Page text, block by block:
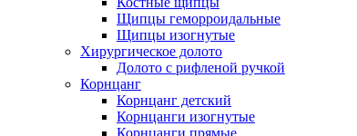
Щипцы геморроидальные
Щипцы изогнутые
Хирургическое долото
Долото с рифленой ручкой
Корнцанг
Корнцанг детский
Корнцанги изогнутые
Корнцанги прямые